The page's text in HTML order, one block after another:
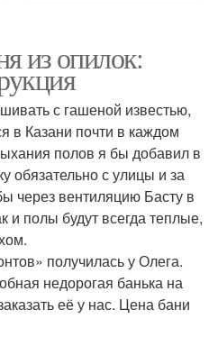
из опилок:
с гашеной известью,
в Казани почти в каждом
полов я бы добавил в
обязательно с улицы и за
через вентиляцию Басту в
и полы будут всегда теплые,
получилась у Олега.
недорогая банька на
её у нас. Цена бани